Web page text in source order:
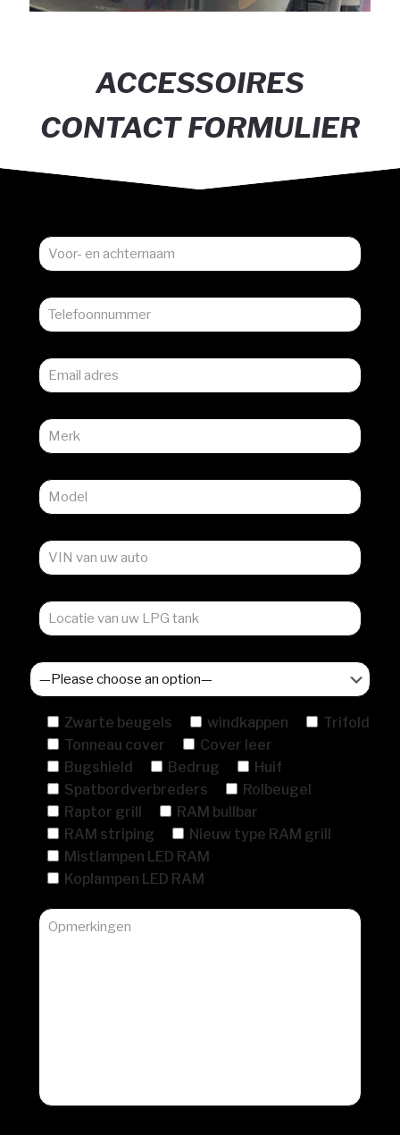
ACCESSOIRES
CONTACT FORMULIER
Zwarte beugels windkappen
Trifold
Tonneau cover
Cover leer
Bugshield
Bedrug
Huif
Spatbordverbreders
Rolbeugel
Raptor grill
RAM bullbar
RAM striping
Nieuw type RAM grill
Mistlampen LED RAM
Koplampen LED RAM